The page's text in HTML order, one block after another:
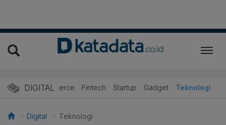
DIGITAL
E-Commerce Fintech Startup Gadget Teknologi
Digital Teknologi